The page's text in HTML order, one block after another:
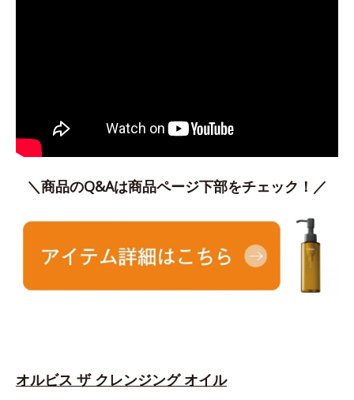
＼商品のQ&Aは商品ページ下部をチェック！／
オルビス ザ クレンジング オイル